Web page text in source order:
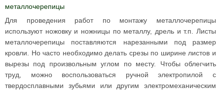
металлочерепицы
Для проведения работ по монтажу металлочерепицы
используют ножовку и ножницы по металлу, дрель и т.п. Листы
металлочерепицы поставляются нарезанными под размер
кровли. Но часто необходимо делать срезы по ширине листов и
вырезы под произвольным углом по месту. Чтобы облегчить
труд, можно воспользоваться ручной электропилой с
твердосплавными зубьями или другим электромеханическим